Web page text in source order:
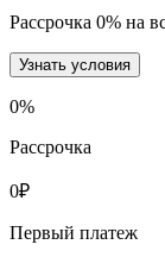
Рассрочка 0% на
Узнать условия
0%
Рассрочка
0₽
Первый платеж